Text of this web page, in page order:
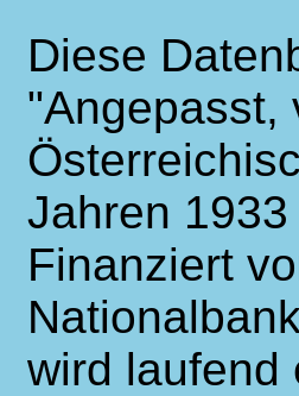
Diese
"Angepasst,
Jahren
Finanziert
wird laufend